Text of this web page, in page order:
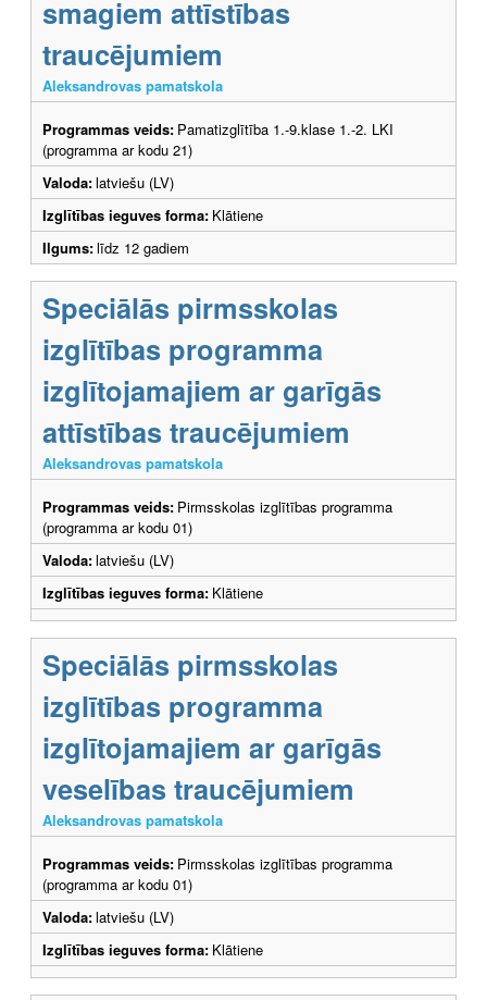
smagiem attīstības
traucējumiem
Aleksandrovas pamatskola
Programmas veids: Pamatizglītība 1.-9.klase 1.-2. LKI
(programma ar kodu 21)
Valoda:latviešu (LV)
Izglītības ieguves forma: Klātiene
Ilgums:līdz 12 gadiem
Speciālās pirmsskolas
izglītības programma
izglītojamajiem ar garīgās
attīstības traucējumiem
Aleksandrovas pamatskola
Programmas veids: Pirmsskolas izglītības programma
(programma ar kodu 01)
Valoda:latviešu (LV)
Izglītības ieguves forma: Klātiene
Speciālās pirmsskolas
izglītības programma
izglītojamajiem ar garīgās
veselības traucējumiem
Aleksandrovas pamatskola
Programmas veids: Pirmsskolas izglītības programma
(programma ar kodu 01)
Valoda:latviešu (LV)
Izglītības ieguves forma: Klātiene